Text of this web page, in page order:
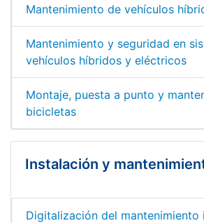
Mantenimiento de vehículos
Mantenimiento y seguridad en
vehículos híbridos y eléctricos
Montaje, puesta a punto y
bicicletas
Instalación y
Digitalización del mantenimiento